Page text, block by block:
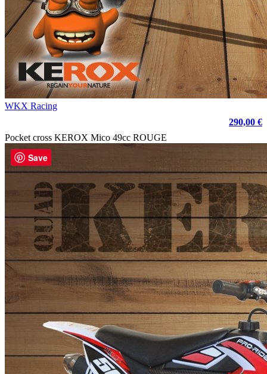
WKX Racing
290,00 €
Pocket cross KEROX Mico 49cc ROUGE
Save